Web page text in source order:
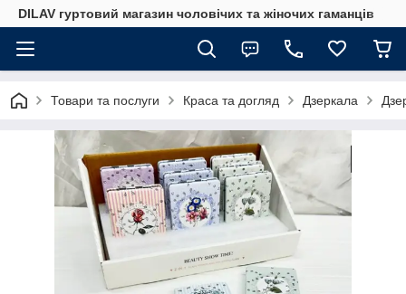
DILAV гуртовий магазин чоловічих та жіночих гаманців
Товари та послуги Краса та догляд Дзеркала